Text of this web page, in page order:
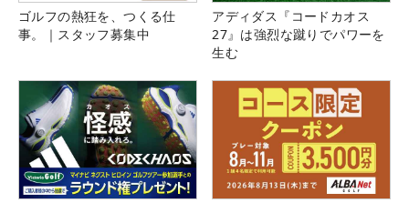
ゴルフの熱狂を、つくる仕
事。｜スタッフ募集中
アディダス『コードカオス
27』は強烈な蹴りでパワーを
生む